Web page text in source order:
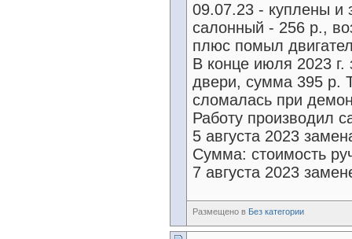
09.07.23 - куплены и
салонный - 256 р.,
плюс помыл
В конце июля 2023 г.
двери, сумма 395 р.
сломалась при
Работу производил
5 августа 2023
Сумма: стоимость
7 августа 2023
Размещено в Без категории